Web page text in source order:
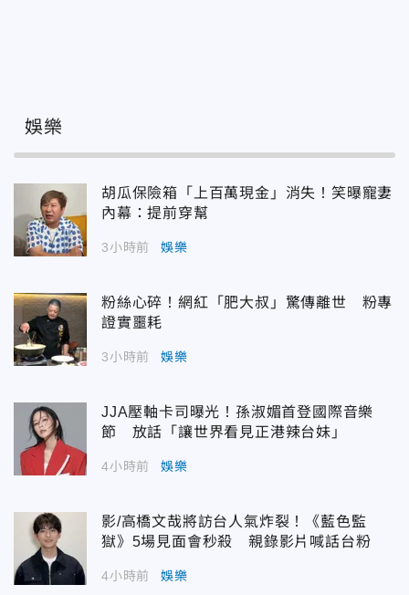
娛樂
胡瓜保險箱「上百萬現金」消失！笑曝寵妻
內幕：提前穿幫
3小時前 娛樂
粉絲心碎！網紅「肥大叔」驚傳離世 粉專
證實噩耗
3小時前 娛樂
JJA壓軸卡司曝光！孫淑媚首登國際音樂
節 放話「讓世界看見正港辣台妹」
4小時前 娛樂
影/高橋文哉將訪台人氣炸裂！《藍色監
獄》5場見面會秒殺 親錄影片喊話台粉
4小時前 娛樂